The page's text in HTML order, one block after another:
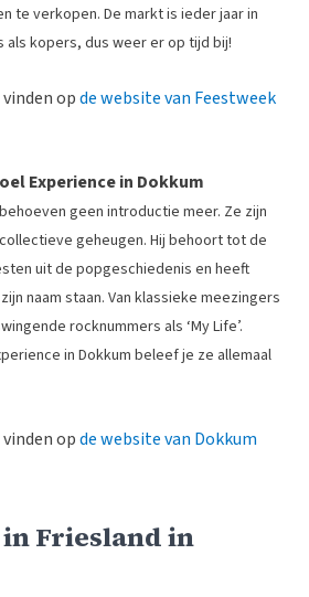
te verkopen. De markt is ieder jaar in
kopers, dus weer er op tijd bij!
opde website van Feestweek
Experience in Dokkum
geen introductie meer. Ze zijn
geheugen. Hij behoort tot de
uit de popgeschiedenis en heeft
naam staan. Van klassieke meezingers
rocknummers als ‘My Life’.
in Dokkum beleef je ze allemaal
opde website van Dokkum
in Friesland in